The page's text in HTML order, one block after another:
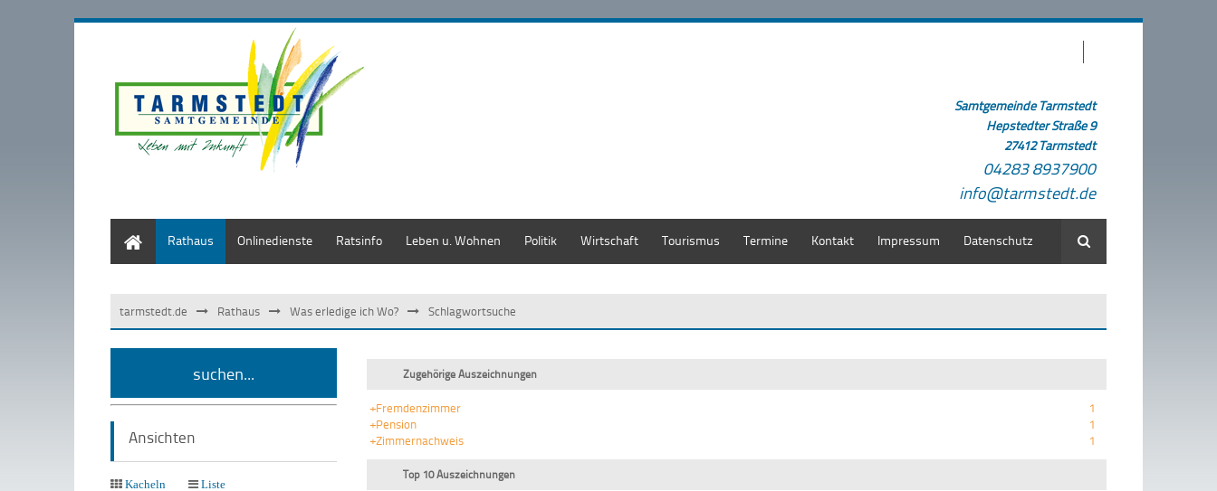
Samtgemeinde Tarmstedt
Hepstedter Straße 9
27412 Tarmstedt
04283 8937900
info@tarmstedt.de
Rathaus Onlinedienste Ratsinfo Leben u. Wohnen Politik Wirtschaft Tourismus Termine Kontakt Impressum Datenschutz Suche
tarmstedt.de Rathaus Was erledige ich Wo? Schlagwortsuche
suchen...
Ansichten
Kacheln Liste
Zugehörige Auszeichnungen
+Fremdenzimmer
1
+Pension
1
+Zimmernachweis
1
Top 10 Auszeichnungen